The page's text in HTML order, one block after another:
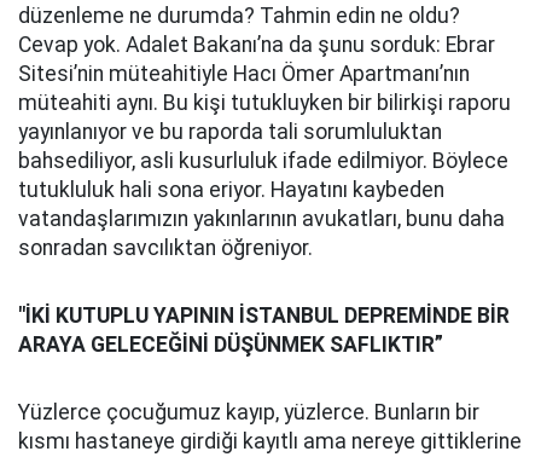
düzenleme ne durumda? Tahmin edin ne oldu?
Cevap yok. Adalet Bakanı’na da şunu sorduk: Ebrar
Sitesi’nin müteahitiyle Hacı Ömer Apartmanı’nın
müteahiti aynı. Bu kişi tutukluyken bir bilirkişi raporu
yayınlanıyor ve bu raporda tali sorumluluktan
bahsediliyor, asli kusurluluk ifade edilmiyor. Böylece
tutukluluk hali sona eriyor. Hayatını kaybeden
vatandaşlarımızın yakınlarının avukatları, bunu daha
sonradan savcılıktan öğreniyor.
"İKİ KUTUPLU YAPININ İSTANBUL DEPREMİNDE BİR
ARAYA GELECEĞİNİ DÜŞÜNMEK SAFLIKTIR”
Yüzlerce çocuğumuz kayıp, yüzlerce. Bunların bir
kısmı hastaneye girdiği kayıtlı ama nereye gittiklerine